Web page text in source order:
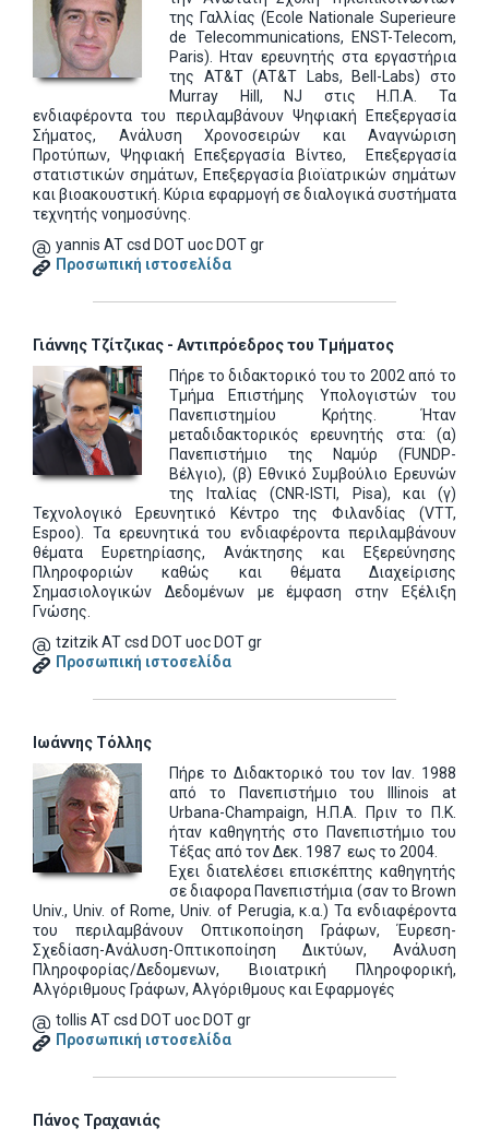
της Γαλλίας (Ecole Nationale Superieure
de Telecommunications, ΕNST-Telecom,
Paris). Ηταν ερευνητής στα εργαστήρια
της AT&T (AT&T Labs, Bell-Labs) στο
Murray Hill, NJ στις Η.Π.Α. Τα
ενδιαφέροντα του περιλαμβάνουν Ψηφιακή Επεξεργασία
Σήματος, Ανάλυση Χρονοσειρών και Αναγνώριση
Προτύπων, Ψηφιακή Επεξεργασία Βίντεο, Επεξεργασία
στατιστικών σημάτων, Επεξεργασία βιοϊατρικών σημάτων
και βιοακουστική. Κύρια εφαρμογή σε διαλογικά συστήματα
τεχνητής νοημοσύνης.
yannis AT csd DOT uoc DOT gr
Προσωπική ιστοσελίδα
Γιάννης Τζίτζικας - Αντιπρόεδρος του Τμήματος
Πήρε το διδακτορικό του το 2002 από το
Τμήμα Επιστήμης Υπολογιστών του
Πανεπιστημίου Κρήτης. Ήταν
μεταδιδακτορικός ερευνητής στα: (α)
Πανεπιστήμιο της Ναμύρ (FUNDP-
Βέλγιο), (β) Εθνικό Συμβούλιο Ερευνών
της Ιταλίας (CNR-ISTI, Pisa), και (γ)
Τεχνολογικό Ερευνητικό Κέντρο της Φιλανδίας (VTT,
Espoo). Τα ερευνητικά του ενδιαφέροντα περιλαμβάνουν
θέματα Ευρετηρίασης, Ανάκτησης και Εξερεύνησης
Πληροφοριών καθώς και θέματα Διαχείρισης
Σημασιολογικών Δεδομένων με έμφαση στην Εξέλιξη
Γνώσης.
tzitzik AT csd DOT uoc DOT gr
Προσωπική ιστοσελίδα
Ιωάννης Τόλλης
Πήρε το Διδακτορικό του τον Ιαν. 1988
από το Πανεπιστήμιο του Illinois at
Urbana-Champaign, Η.Π.Α. Πριν το Π.Κ.
ήταν καθηγητής στο Πανεπιστήμιο του
Τέξας από τον Δεκ. 1987 εως το 2004.
Εχει διατελέσει επισκέπτης καθηγητής
σε διαφορα Πανεπιστήμια (σαν το Brown
Univ., Univ. of Rome, Univ. of Perugia, κ.α.) Τα ενδιαφέροντα
του περιλαμβάνουν Οπτικοποίηση Γράφων, Έυρεση-
Σχεδίαση-Ανάλυση-Οπτικοποίηση Δικτύων, Ανάλυση
Πληροφορίας/Δεδομενων, Βιοιατρική Πληροφορική,
Αλγόριθμους Γράφων, Αλγόριθμους και Εφαρμογές
tollis AT csd DOT uoc DOT gr
Προσωπική ιστοσελίδα
Πάνος Τραχανιάς